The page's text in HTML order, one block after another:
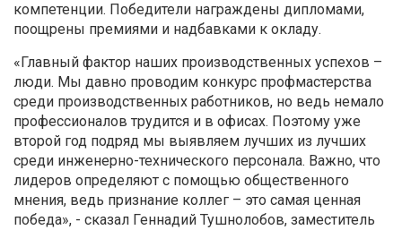
компетенции. Победители награждены дипломами,
поощрены премиями и надбавками к окладу.
«Главный фактор наших производственных успехов –
люди. Мы давно проводим конкурс профмастерства
среди производственных работников, но ведь немало
профессионалов трудится и в офисах. Поэтому уже
второй год подряд мы выявляем лучших из лучших
среди инженерно-технического персонала. Важно, что
лидеров определяют с помощью общественного
мнения, ведь признание коллег – это самая ценная
победа», - сказал Геннадий Тушнолобов, заместитель